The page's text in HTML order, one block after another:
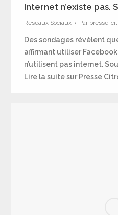
Internet n’existe pas.
Réseaux Sociaux Par presse-
Des sondages révèlent
affirmant utiliser
n’utilisent pas internet.
Lire la suite sur Presse